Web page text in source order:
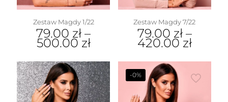
Zestaw Magdy 1/22
79.00 zł –
500.00 zł
Zestaw Magdy 7/22
79.00 zł–
420.00 zł
-0%